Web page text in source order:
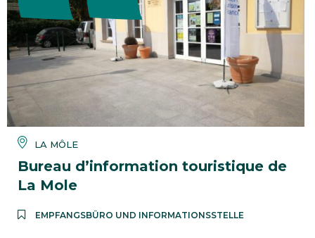
LA MÔLE
Bureau d’information touristique de
La Mole
EMPFANGSBÜRO UND INFORMATIONSSTELLE